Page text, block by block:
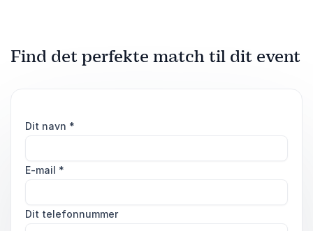
Find det perfekte match til dit event
Dit navn *
E-mail *
Dit telefonnummer